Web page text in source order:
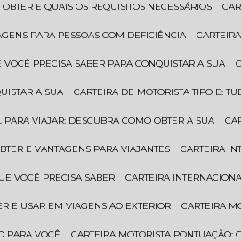
E QUAIS OS REQUISITOS NECESSÁRIOS
PARA PESSOAS COM DEFICIÊNCIA
PRECISA SABER PARA CONQUISTAR A SUA
A SUA CARTEIRA DE MOTORISTA TIPO B:
PARA VIAJAR: DESCUBRA COMO OBTER A SUA
E VANTAGENS PARA VIAJANTES CARTEIRA
VOCÊ PRECISA SABER CARTEIRA
E USAR EM VIAGENS AO EXTERIOR CARTEIRA
PARA VOCÊ CARTEIRA MOTORISTA